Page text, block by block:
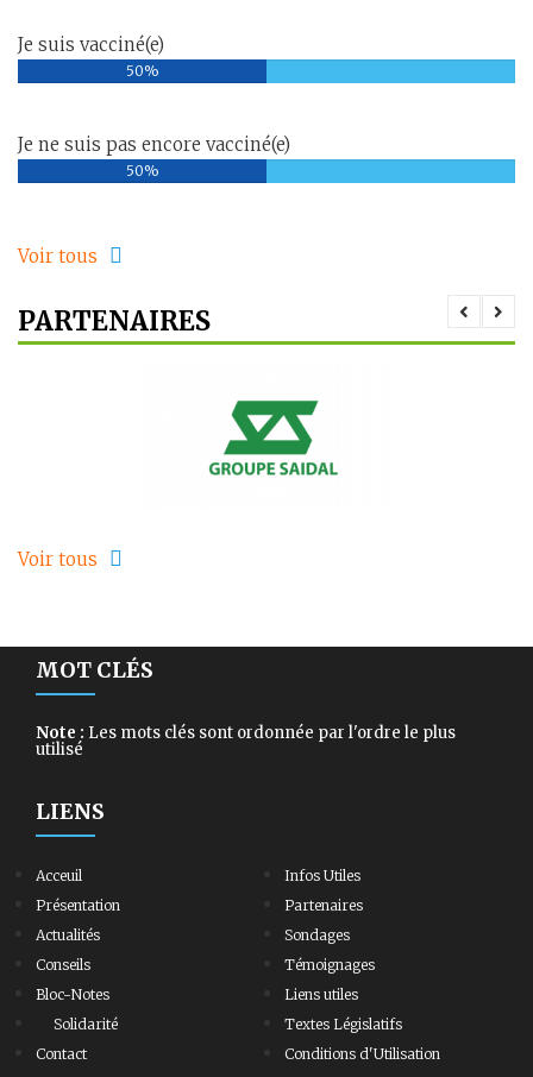
Je suis vacciné(e)
50%
Je ne suis pas encore vacciné(e)
50%
Voir tous
PARTENAIRES
Voir tous
MOT CLÉS
Note : Les mots clés sont ordonnée par l'ordre le plus
utilisé
LIENS
Acceuil
Présentation
Actualités
Conseils
Bloc-Notes
Solidarité
Contact
Infos Utiles
Partenaires
Sondages
Témoignages
Liens utiles
Textes Législatifs
Conditions d'Utilisation